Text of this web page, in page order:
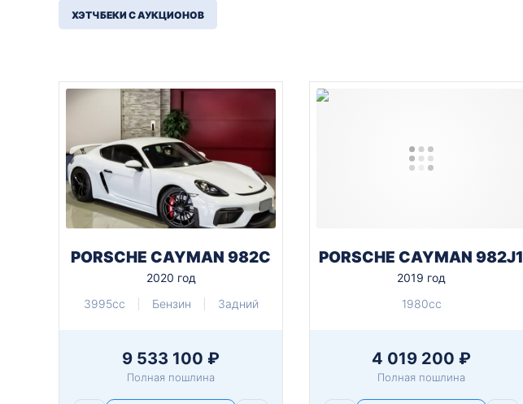
ХЭТЧБЕКИ С АУКЦИОНОВ
PORSCHE CAYMAN 982C
2020 год
3995cc
Бензин Задний
9 533 100 ₽
Полная пошлина
PORSCHE CAYMAN 982J1
2019 год
1980cc
4 019 200 ₽
Полная пошлина